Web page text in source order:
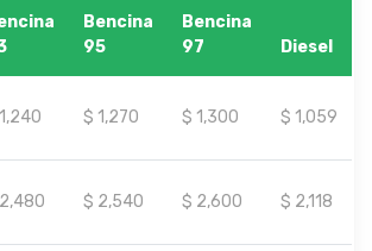
Bencina
95
Bencina
97
Diesel
$ 1,270 $ 1,300 $ 1,059
$ 2,540 $ 2,600 $ 2,118